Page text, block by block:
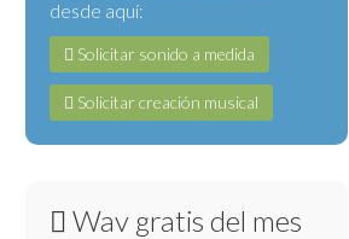
desde aquí:
Solicitar sonido a medida
Solicitar creación musical
Wav gratis del mes